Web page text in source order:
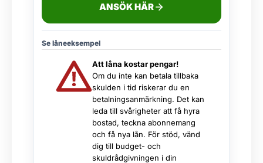
ANSÖK HÄR
Se låneeksempel
Att låna kostar pengar!
Om du inte kan betala tillbaka
skulden i tid riskerar du en
betalningsanmärkning. Det kan
leda till svårigheter att få hyra
bostad, teckna abonnemang
och få nya lån. För stöd, vänd
dig till budget- och
skuldrådgivningen i din